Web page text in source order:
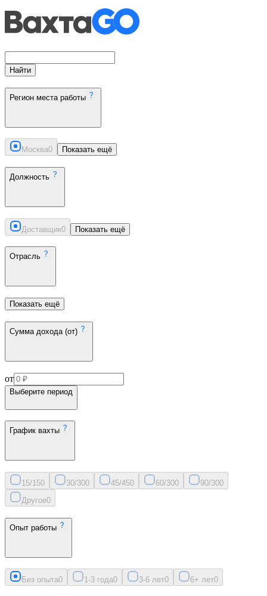
Найти
Регион места работы
Москва0 Показать ещё
Должность
Доставщик0 Показать ещё
Отрасль
Показать ещё
Сумма дохода (от)
от
Выберите период
График вахты
15/150 30/300 45/450 60/300 90/300
Другое0
Опыт работы
Без опыта0 1-3 года0 3-6 лет0 6+ лет0